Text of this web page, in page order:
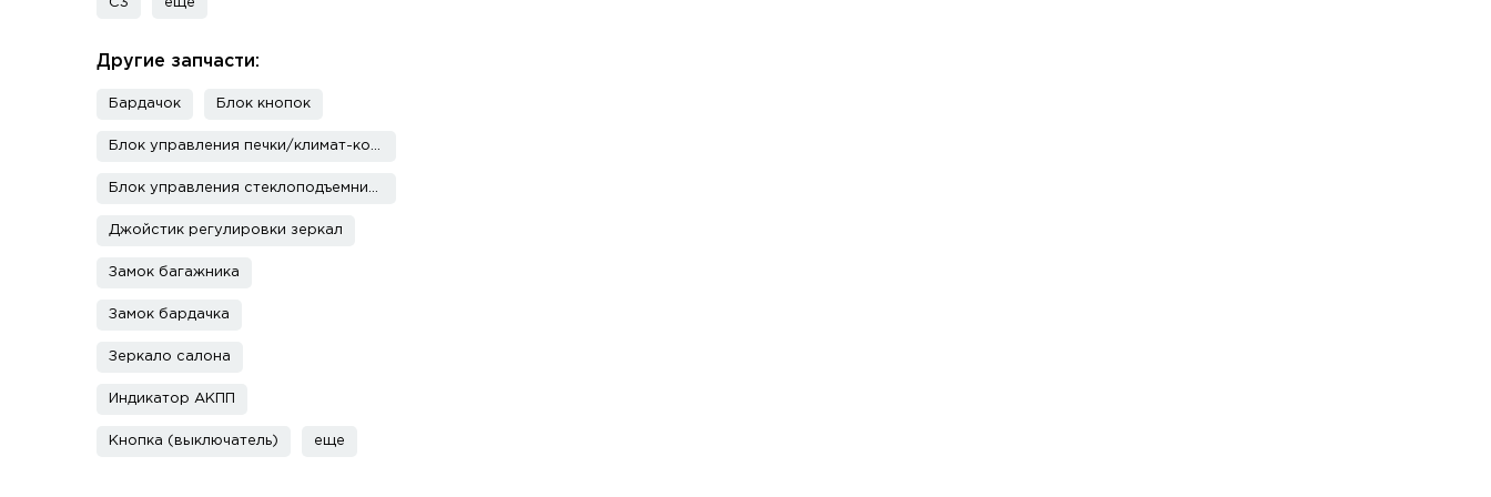
C3 еще
Другие запчасти:
Бардачок Блок кнопок
Джойстик регулировки зеркал
Замок багажника
Замок бардачка
Зеркало салона
Индикатор АКПП
Кнопка (выключатель) еще